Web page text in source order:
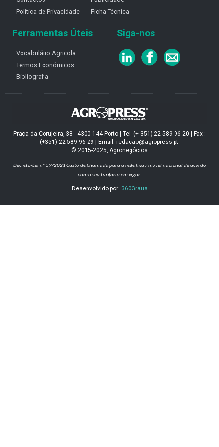
Política de Privacidade
Ficha Técnica
Ferramentas Úteis
Vocabulário Agricola
Termos Económicos
Bibliografia
Siga-nos
Praça da Corujeira, 38 - 4300-144 Porto | Tel: (+ 351) 22 589 96 20 | Fax :
(+351) 22 589 96 29 | Email: redacao@agropress.pt
© 2015-2025, Agronegócios
Decreto-Lei nº 59/2021 Custo de Chamada para a rede fixa / móvel nacional de acordo
com o seu tarifário em vigor.
Desenvolvido por: 360Graus